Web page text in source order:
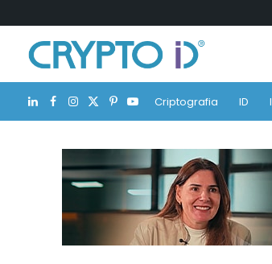
LinkedIn
Facebook
Instagram
X
(Twitter)
Pinterest
YouTubeCriptografia ID